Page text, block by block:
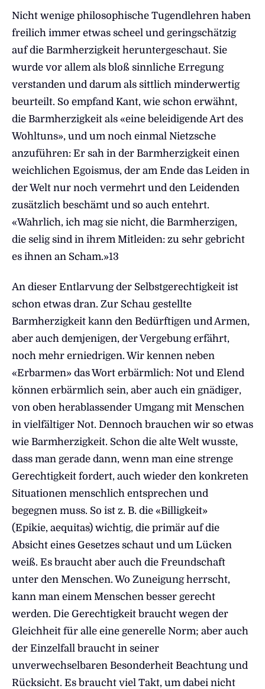
Nicht wenige philosophische Tugendlehren haben
freilich immer etwas scheel und geringschätzig
auf die Barmherzigkeit heruntergeschaut. Sie
wurde vor allem als bloß sinnliche Erregung
verstanden und darum als sittlich minderwertig
beurteilt. So empfand Kant, wie schon erwähnt,
die Barmherzigkeit als «eine beleidigende Art des
Wohltuns», und um noch einmal Nietzsche
anzuführen: Er sah in der Barmherzigkeit einen
weichlichen Egoismus, der am Ende das Leiden in
der Welt nur noch vermehrt und den Leidenden
zusätzlich beschämt und so auch entehrt.
«Wahrlich, ich mag sie nicht, die Barmherzigen,
die selig sind in ihrem Mitleiden: zu sehr gebricht
es ihnen an Scham.»13
An dieser Entlarvung der Selbstgerechtigkeit ist
schon etwas dran. Zur Schau gestellte
Barmherzigkeit kann den Bedürftigen und Armen,
aber auch demjenigen, der Vergebung erfährt,
noch mehr erniedrigen. Wir kennen neben
«Erbarmen» das Wort erbärmlich: Not und Elend
können erbärmlich sein, aber auch ein gnädiger,
von oben herablassender Umgang mit Menschen
in vielfältiger Not. Dennoch brauchen wir so etwas
wie Barmherzigkeit. Schon die alte Welt wusste,
dass man gerade dann, wenn man eine strenge
Gerechtigkeit fordert, auch wieder den konkreten
Situationen menschlich entsprechen und
begegnen muss. So ist z. B. die «Billigkeit»
(Epikie, aequitas) wichtig, die primär auf die
Absicht eines Gesetzes schaut und um Lücken
weiß. Es braucht aber auch die Freundschaft
unter den Menschen. Wo Zuneigung herrscht,
kann man einem Menschen besser gerecht
werden. Die Gerechtigkeit braucht wegen der
Gleichheit für alle eine generelle Norm; aber auch
der Einzelfall braucht in seiner
unverwechselbaren Besonderheit Beachtung und
Rücksicht. Es braucht viel Takt, um dabei nicht